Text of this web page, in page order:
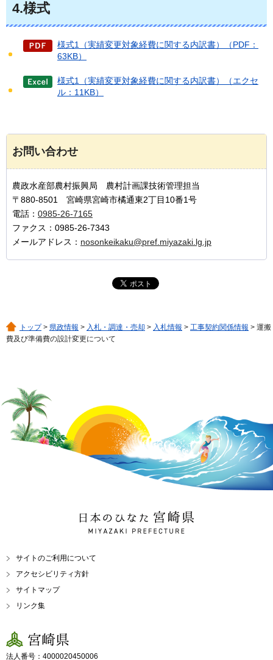
4.様式
様式1（実績変更対象経費に関する内訳書）（PDF：
63KB）
様式1（実績変更対象経費に関する内訳書）（エクセ
ル：11KB）
お問い合わせ
農政水産部農村振興局 農村計画課技術管理担当
〒880-8501 宮崎県宮崎市橘通東2丁目10番1号
電話： 0985-26-7165
ファクス：0985-26-7343
メールアドレス： nosonkeikaku@pref.miyazaki.lg.jp
トップ> 県政情報 > 入札・調達・売却 > 入札情報 > 工事契約関係情報 > 運搬
費及び準備費の設計変更について
日本のひなた 宮崎県
MIYAZAKI PREFECTURE
サイトのご利用について
アクセシビリティ方針
サイトマップ
リンク集
宮崎県
法人番号：4000020450006